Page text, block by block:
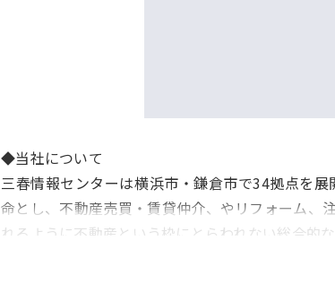
◆当社について
三春情報センターは横浜市・鎌倉市で34拠点を
命とし、不動産売買・賃貸仲介、やリフォーム、
れるように不動産という枠にとらわれない総合的
住まい選びに関しては、物件探しだけではなく